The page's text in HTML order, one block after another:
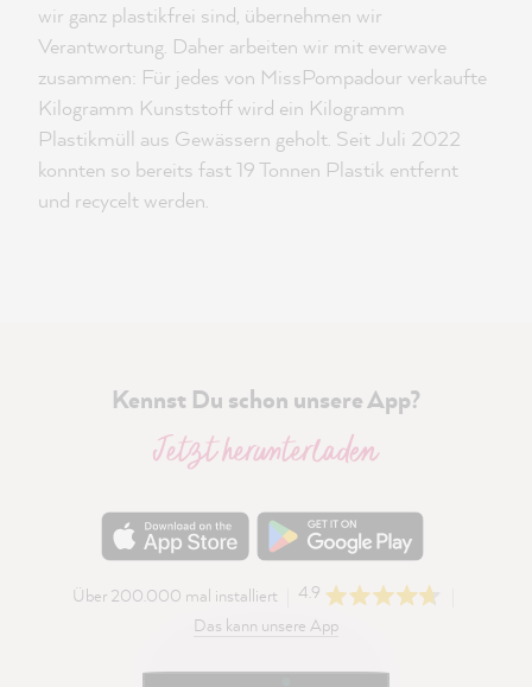
wir ganz plastikfrei sind, übernehmen wir
Verantwortung. Daher arbeiten wir mit everwave
zusammen: Für jedes von MissPompadour verkaufte
Kilogramm Kunststoff wird ein Kilogramm
Plastikmüll aus Gewässern geholt. Seit Juli 2022
konnten so bereits fast 19 Tonnen Plastik entfernt
und recycelt werden.
Kennst Du schon unsere App?
Jetzt herunterladen
Über 200.000 mal installiert
4.9
Das kann unsere App